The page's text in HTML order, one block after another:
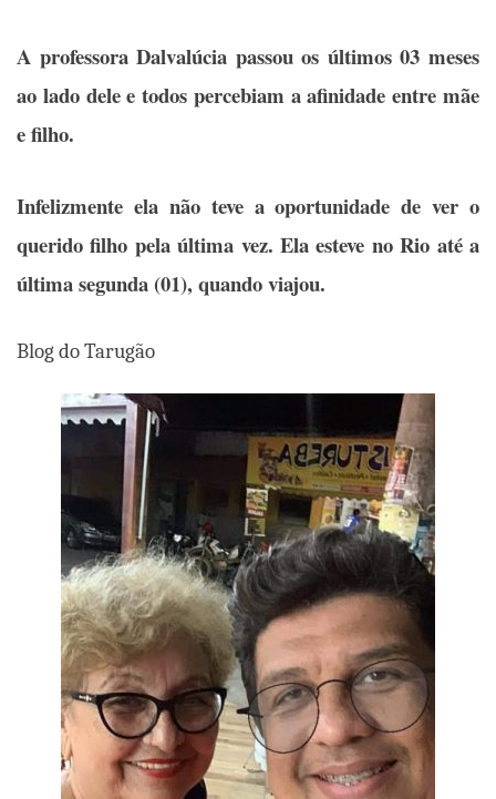
A professora Dalvalúcia passou os últimos 03 meses
ao lado dele e todos percebiam a afinidade entre mãe
e filho.
Infelizmente ela não teve a oportunidade de ver o
querido filho pela última vez. Ela esteve no Rio até a
última segunda (01), quando viajou.
Blog do Tarugão